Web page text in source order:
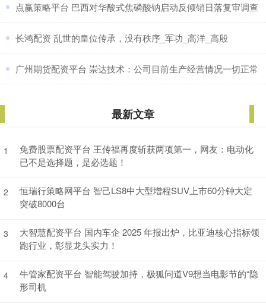
​点赢策略平台 巴西对华酸式焦磷酸钠启动反倾销日落复审调查
​长鸿配资 乱世的皇位传承，没有秩序_军功_高洋_高殷
​广州期货配资平台 崇达技术：公司目前生产经营情况一切正常
最新文章
1
免费股票配资平台 王传福再度斩获两项第一，网友：电动化
已不是选择题，是必选题！
2
恒瑞行策略网平台 智己LS8中大型增程SUV上市60分钟大定
突破8000台
3
大智慧配资平台 国内车企 2025 年报出炉，比亚迪核心指标领
跑行业，彰显龙头实力！
4
牛管家配资平台 智能驾驶加持，极狐问道V9想当电影节的“隐
形司机